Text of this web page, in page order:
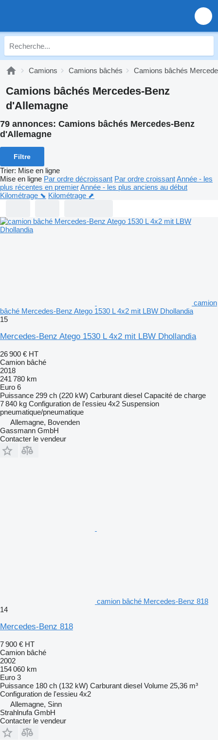
Camions Camions bâchés Camions bâchés
Camions bâchés Mercedes-Benz
d'Allemagne
79 annonces: Camions bâchés Mercedes-Benz
d'Allemagne
Filtre
Trier: Mise en ligne
Mise en ligne Par ordre décroissant Par ordre croissantAnnée - les
plus récentes en premierAnnée - les plus anciens au début
Kilométrage ⬊ Kilométrage ⬈
camion
bâché Mercedes-Benz Atego 1530 L 4x2 mit LBW Dhollandia
15
Mercedes-Benz Atego 1530 L 4x2 mit LBW Dhollandia
26 900 € HT
Camion bâché
2018
241 780 km
Euro 6
Puissance 299 ch (220 kW) Carburant diesel Capacité de charge
7 840 kg Configuration de l'essieu 4x2 Suspension
pneumatique/pneumatique
Allemagne, Bovenden
Gassmann GmbH
Contacter le vendeur
camion bâché Mercedes-Benz 818
14
Mercedes-Benz 818
7 900 € HT
Camion bâché
2002
154 060 km
Euro 3
Puissance 180 ch (132 kW) Carburant diesel Volume 25,36 m³
Configuration de l'essieu 4x2
Allemagne, Sinn
Strahlnufa GmbH
Contacter le vendeur